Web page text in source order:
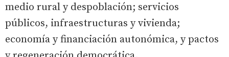
medio rural y despoblación; servicios
públicos, infraestructuras y vivienda;
economía y financiación autonómica, y pactos